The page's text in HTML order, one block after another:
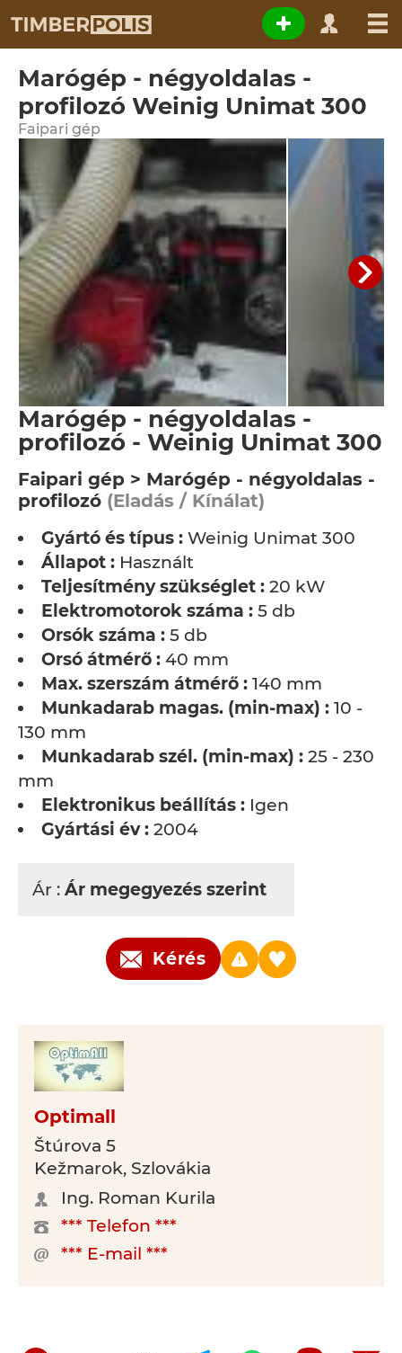
Marógép - négyoldalas -
profilozó Weinig Unimat 300
Faipari gép
Marógép - négyoldalas -
profilozó - Weinig Unimat 300
Faipari gép > Marógép - négyoldalas -
profilozó (Eladás / Kínálat)
Gyártó és típus : Weinig Unimat 300
Állapot : Használt
Teljesítmény szükséglet : 20 kW
Elektromotorok száma : 5 db
Orsók száma : 5 db
Orsó átmérő : 40 mm
Max. szerszám átmérő : 140 mm
Munkadarab magas. (min-max) : 10 -
130 mm
Munkadarab szél. (min-max) : 25 - 230
mm
Elektronikus beállítás : Igen
Gyártási év : 2004
Ár : Ár megegyezés szerint
Kérés
Optimall
Štúrova 5
Kežmarok, Szlovákia
Ing. Roman Kurila
*** Telefon ***
*** E-mail ***